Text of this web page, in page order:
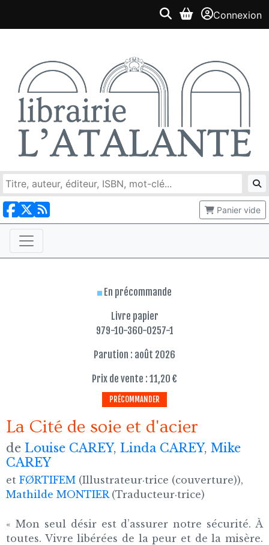
Connexion
Panier vide
En précommande
Livre papier
979-10-360-0257-1
Parution : août 2026
Prix de vente : 11,20 €
PRÉCOMMANDER
La Cité de soie et d'acier
de Louise CAREY, Linda CAREY, Mike
CAREY
et FØRTIFEM (Illustrateur·trice (couverture)),
Mathilde MONTIER(Traducteur·trice)
« Mon seul désir est d’assurer notre sécurité. À
toutes. Vivre libérées de la peur et de la misère.